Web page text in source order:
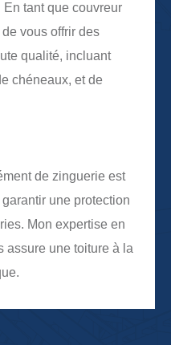
En tant que couvreur
vous offrir des
qualité, incluant
chéneaux, et de
de zinguerie est
une protection
Mon expertise en
assure une toiture à la